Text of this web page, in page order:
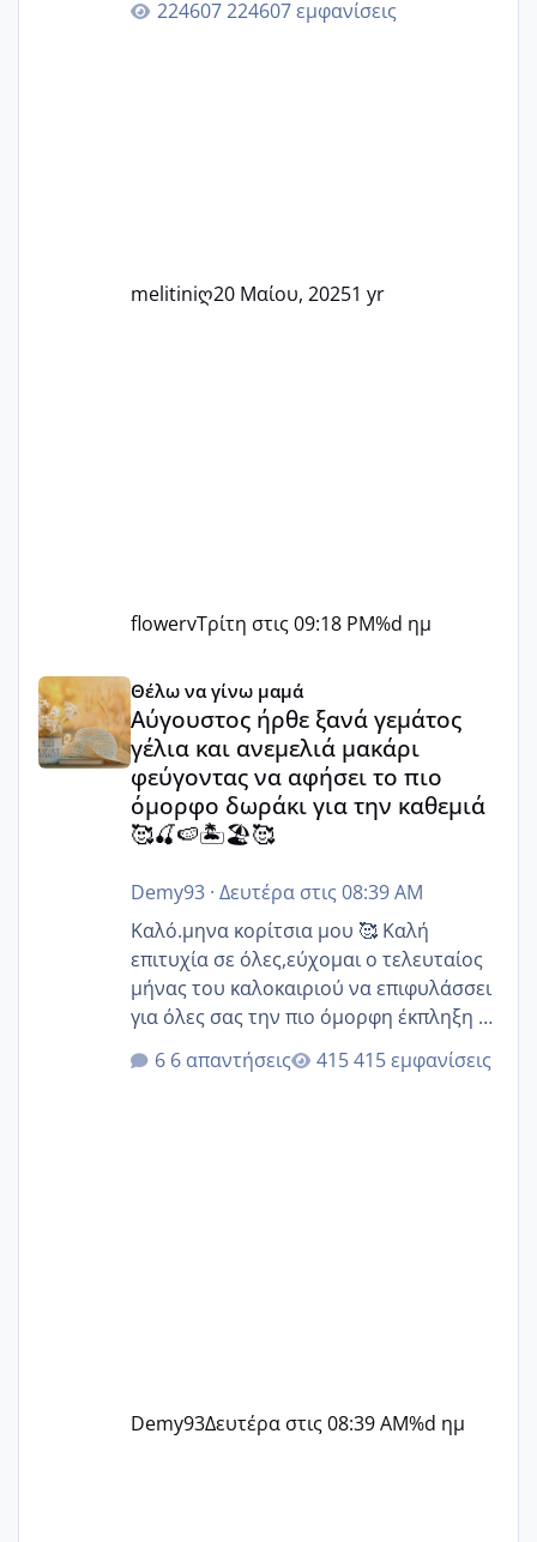
εμπειρίες και κάθε μικρή ή μεγάλη
224607 εμφανίσεις
melitiniღ20 Μαίου, 20251 yr
flowervΤρίτη στις 09:18 PM%d ημ
Αύγουστος ήρθε ξανά γεμάτος γέλια και ανεμελιά
Θέλω να γίνω μαμά
Αύγουστος ήρθε ξανά γεμάτος
γέλια και ανεμελιά μακάρι
φεύγοντας να αφήσει το πιο
όμορφο δωράκι για την καθεμιά
🥰🍒🍉🏝️🏖️🥰
Demy93· Δευτέρα στις 08:39 AM
Καλό.μηνα κορίτσια μου 🥰 Καλή
επιτυχία σε όλες,εύχομαι ο τελευταίος
μήνας του καλοκαιριού να επιφυλάσσει
για όλες σας την πιο όμορφη έκπληξη 🧿
@Elk @Melikara86 @Παρασκευαιδου
@Zenia z @melitiniღ @Christi.D.
6 απαντήσεις 415 εμφανίσεις
Demy93Δευτέρα στις 08:39 AM%d ημ